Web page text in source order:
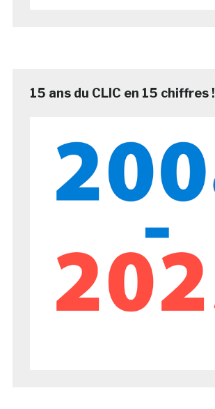
15 ans du CLIC en 15 chiffres !